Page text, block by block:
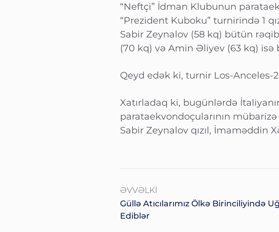
“Neftçi” İdman Klubunun
“Prezident Kuboku” turnirində 1
Sabir Zeynalov (58 kq) bütün
(70 kq) və Amin Əliyev (63 kq)
Qeyd edək ki, turnir Los-Anceles-
Xatırladaq ki, bugünlərdə
parataekvondoçularının mübarizə
Sabir Zeynalov qızıl, İmaməddin
ƏVVƏLKI
Güllə Atıcılarımız Ölkə Birinciliyində
Ediblər